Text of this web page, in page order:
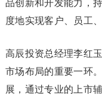
度地实现客户、员工
高辰投资总经理李红
市场布局的重要一环
展，通过专业的上市